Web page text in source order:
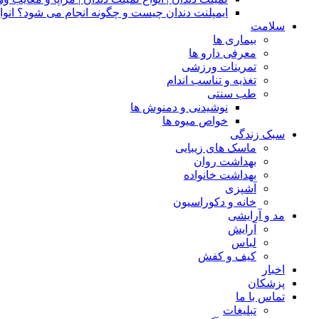
ایمپلنت دندان چیست و چگونه انجام می شود؟
سلامت
بیماری ها
معرفی دارو ها
تمرینات ورزشی
تغذیه و تناسب اندام
طب سنتی
نوشیدنی و دمنوش ها
خواص میوه ها
سبک زندگی
ماسک های زیبایی
بهداشت روان
بهداشت خانواده
آشپزی
خانه و دکوراسیون
مد و آرایشی
آرایش
لباس
کیف و کفش
اخبار
پزشکان
تماس با ما
تبلیغات